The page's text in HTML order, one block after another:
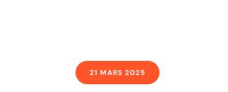
21 MARS 2025